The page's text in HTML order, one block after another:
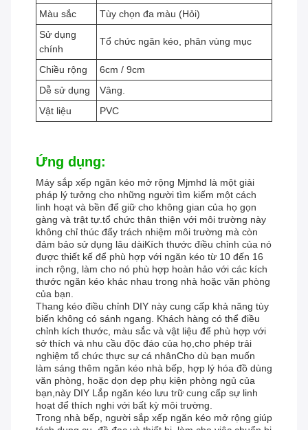
Màu sắc
Tùy chọn đa màu (Hỏi)
Sử dụng
chính
Tổ chức ngăn kéo, phân vùng mục
Chiều rộng
6cm / 9cm
Dễ sử dụng
Vâng.
Vật liệu
PVC
Ứng dụng:
Máy sắp xếp ngăn kéo mở rộng Mjmhd là một giải
pháp lý tưởng cho những người tìm kiếm một cách
linh hoạt và bền để giữ cho không gian của họ gọn
gàng và trật tự.tổ chức thân thiện với môi trường này
không chỉ thúc đẩy trách nhiệm môi trường mà còn
đảm bảo sử dụng lâu dàiKích thước điều chỉnh của nó
được thiết kế để phù hợp với ngăn kéo từ 10 đến 16
inch rộng, làm cho nó phù hợp hoàn hảo với các kích
thước ngăn kéo khác nhau trong nhà hoặc văn phòng
của bạn.
Thang kéo điều chỉnh DIY này cung cấp khả năng tùy
biến không có sánh ngang. Khách hàng có thể điều
chỉnh kích thước, màu sắc và vật liệu để phù hợp với
sở thích và nhu cầu độc đáo của họ,cho phép trải
nghiệm tổ chức thực sự cá nhânCho dù bạn muốn
làm sáng thêm ngăn kéo nhà bếp, hợp lý hóa đồ dùng
văn phòng, hoặc dọn dẹp phụ kiện phòng ngủ của
bạn,này DIY Lắp ngăn kéo lưu trữ cung cấp sự linh
hoạt để thích nghi với bất kỳ môi trường.
Trong nhà bếp, người sắp xếp ngăn kéo mở rộng giúp